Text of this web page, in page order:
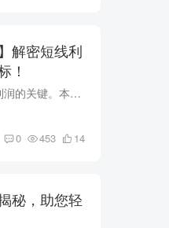
解密短线利
！
通达信短线选股是许多投资者追逐利润的关键。本文将深入研究通达信短线利器选股指标，剖析其中的T1、T2、T3指标，揭示它们在选股中的作用。投资者通过灵活运用这些指标，有望捕捉到更多的投资机...
0 453 14
秘，助您轻